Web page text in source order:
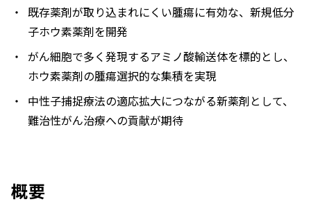
既存薬剤が取り込まれにくい腫瘍に有効な、新規低分
子ホウ素薬剤を開発
がん細胞で多く発現するアミノ酸輸送体を標的とし、
ホウ素薬剤の腫瘍選択的な集積を実現
中性子捕捉療法の適応拡大につながる新薬剤として、
難治性がん治療への貢献が期待
概要